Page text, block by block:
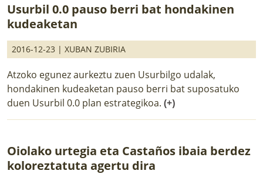
Usurbil 0.0 pauso berri bat hondakinen
kudeaketan
2016-12-23 | XUBAN ZUBIRIA
Atzoko egunez aurkeztu zuen Usurbilgo udalak,
hondakinen kudeaketan pauso berri bat suposatuko
duen Usurbil 0.0 plan estrategikoa. (+)
Oiolako urtegia eta Castaños ibaia berdez
koloreztatuta agertu dira